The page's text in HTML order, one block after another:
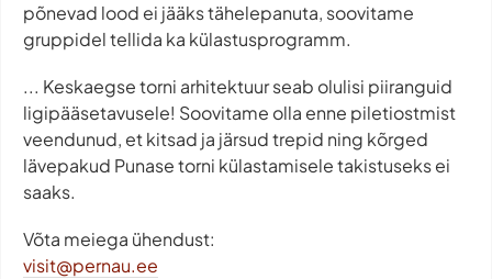
põnevad lood ei jääks tähelepanuta, soovitame
gruppidel tellida ka külastusprogramm.
... Keskaegse torni arhitektuur seab olulisi piiranguid
ligipääsetavusele! Soovitame olla enne piletiostmist
veendunud, et kitsad ja järsud trepid ning kõrged
lävepakud Punase torni külastamisele takistuseks ei
saaks.
Võta meiega ühendust:
visit@pernau.ee